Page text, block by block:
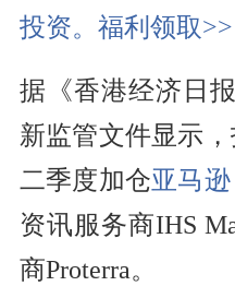
投资。福利领取>>
据《香港经济日
新监管文件显示
二季度加仓亚马逊
资讯服务商IHS
商Proterra。